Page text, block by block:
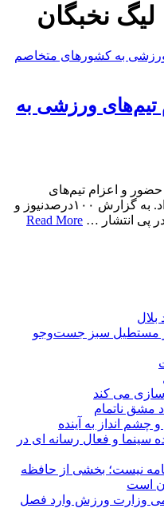
لیگ نخبگان
ورزشی به
و اعزام تیم‌های
ورزشی به کشورهای متخاصم خبر داد. به گزارش ۱۰۰درصدنیوز و
پی انتشار … Read More
بلال
در مستطیل سبز جست‌وجو
می کند
مشق ناتمام
انداز به آینده
سینما و فعال رسانه ای در
نیست؛ بخشی از حافظه
است
وزارت ورزش وارد فصل